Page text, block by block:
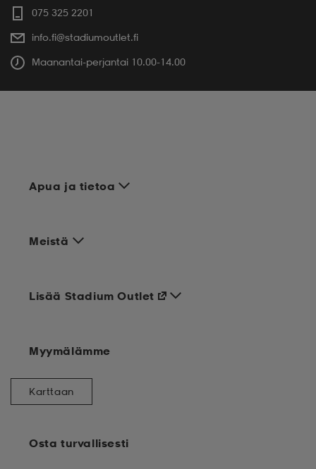
075 325 2201
info.fi@stadiumoutlet.fi
Maanantai-perjantai 10.00-14.00
Apua ja tietoa
Meistä
Osta turvallisesti
Lisää Stadium Outlet
Myymälämme
Karttaan